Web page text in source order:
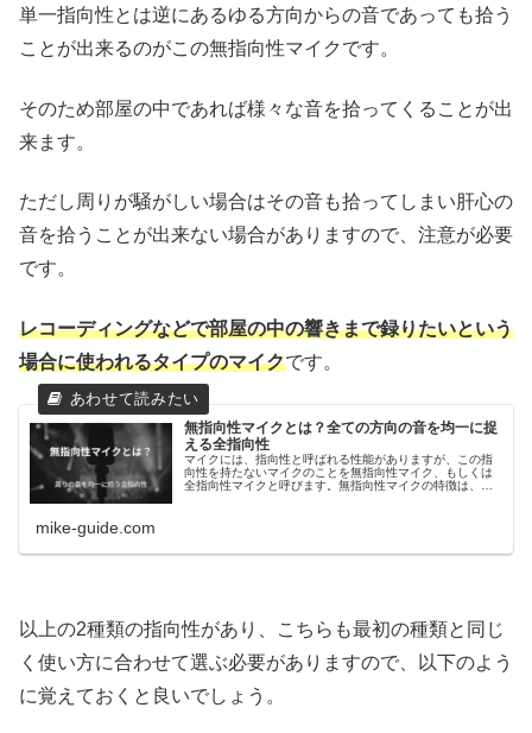
単一指向性とは逆にあるゆる方向からの音であっても拾う
ことが出来るのがこの無指向性マイクです。
そのため部屋の中であれば様々な音を拾ってくることが出
来ます。
ただし周りが騒がしい場合はその音も拾ってしまい肝心の
音を拾うことが出来ない場合がありますので、注意が必要
です。
レコーディングなどで部屋の中の響きまで録りたいという
場合に使われるタイプのマイクです。
無指向性マイクとは？全ての方向の音を均一に捉
える全指向性
マイクには、指向性と呼ばれる性能がありますが、この指
向性を持たないマイクのことを無指向性マイク、もしくは
全指向性マイクと呼びます。無指向性マイクの特徴は、マ
mike-guide.com
以上の2種類の指向性があり、こちらも最初の種類と同じ
く使い方に合わせて選ぶ必要がありますので、以下のよう
に覚えておくと良いでしょう。